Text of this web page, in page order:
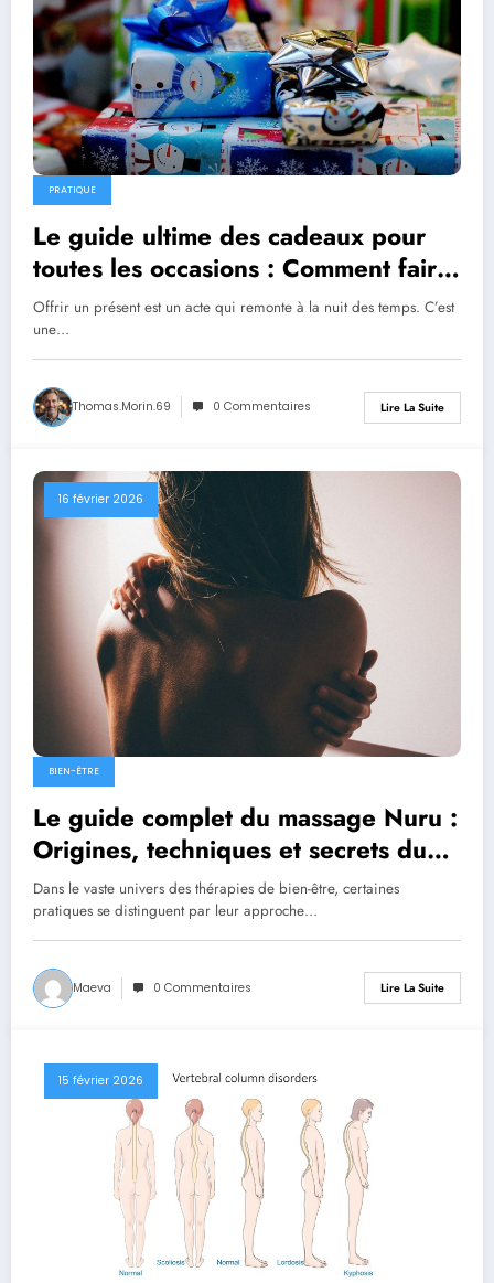
PRATIQUE
Le guide ultime des cadeaux pour
toutes les occasions : Comment faire
plaisir à coup sûr en 2026
Offrir un présent est un acte qui remonte à la nuit des temps. C’est
une…
Thomas.Morin.69 0 Commentaires Lire La Suite
16 février 2026
BIEN-ÊTRE
Le guide complet du massage Nuru :
Origines, techniques et secrets du
gel
Dans le vaste univers des thérapies de bien-être, certaines
pratiques se distinguent par leur approche…
Maeva 0 Commentaires Lire La Suite
15 février 2026